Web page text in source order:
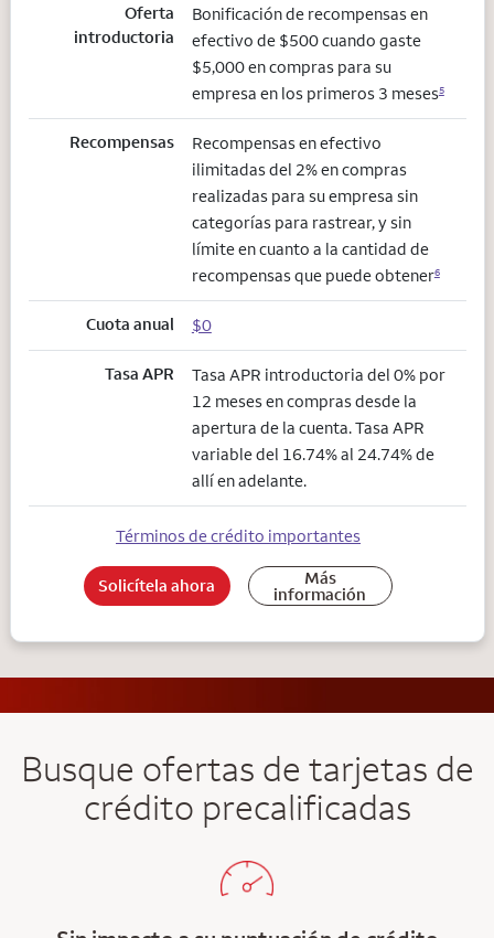
Oferta
introductoria
Bonificación de recompensas en
efectivo de $500 cuando gaste
$5,000 en compras para su
empresa en los primeros 3 meses5
Recompensas
Recompensas en efectivo
ilimitadas del 2% en compras
realizadas para su empresa sin
categorías para rastrear, y sin
límite en cuanto a la cantidad de
recompensas que puede obtener6
Cuota anual $0
Tasa APR
Tasa APR introductoria del 0% por
12 meses en compras desde la
apertura de la cuenta. Tasa APR
variable del 16.74% al 24.74% de
allí en adelante.
Términos de crédito importantes
Solicítela ahora Más
información
Busque ofertas de tarjetas de
crédito precalificadas